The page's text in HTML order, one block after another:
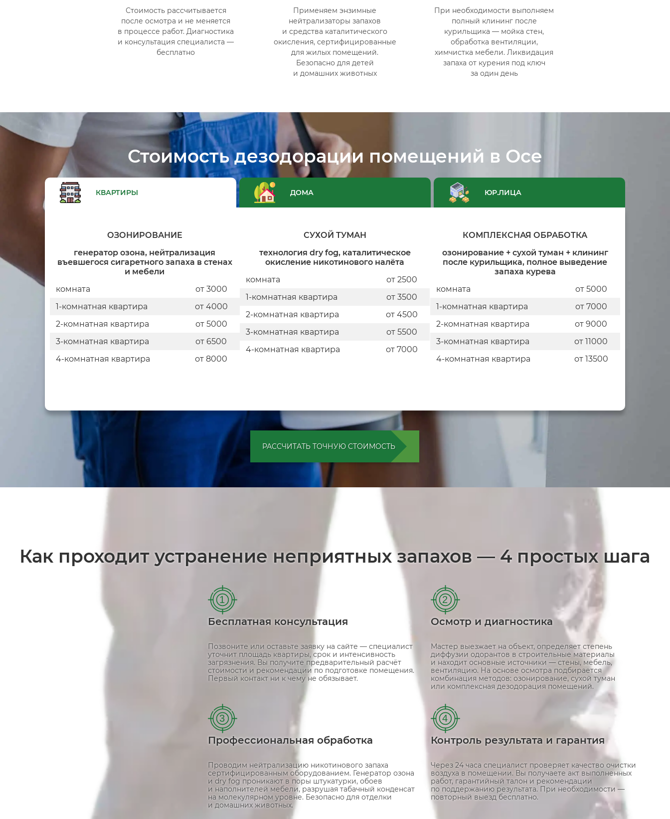
Стоимость рассчитывается
после осмотра и не меняется
в процессе работ. Диагностика
и консультация специалиста —
бесплатно
Применяем энзимные
нейтрализаторы запахов
и средства каталитического
окисления, сертифицированные
для жилых помещений.
Безопасно для детей
и домашних животных
При необходимости выполняем
полный клининг после
курильщика — мойка стен,
обработка вентиляции,
химчистка мебели. Ликвидация
запаха от курения под ключ
за один день
Стоимость дезодорации помещений в Осе
КВАРТИРЫ ДОМА ЮР.ЛИЦА
ОЗОНИРОВАНИЕ
генератор озона, нейтрализация
въевшегося сигаретного запаха в стенах
и мебели
комната
от 3000
1-комнатная квартира
от 4000
2-комнатная квартира
от 5000
3-комнатная квартира
от 6500
4-комнатная квартира
от 8000
СУХОЙ ТУМАН
технология dry fog, каталитическое
окисление никотинового налёта
комната
от 2500
1-комнатная квартира
от 3500
2-комнатная квартира
от 4500
3-комнатная квартира
от 5500
4-комнатная квартира
от 7000
КОМПЛЕКСНАЯ ОБРАБОТКА
озонирование + сухой туман + клининг
после курильщика, полное выведение
запаха курева
комната
от 5000
1-комнатная квартира
от 7000
2-комнатная квартира
от 9000
3-комнатная квартира
от 11000
4-комнатная квартира
от 13500
РАССЧИТАТЬ ТОЧНУЮ СТОИМОСТЬ
Как проходит устранение неприятных запахов — 4 простых шага
1
Бесплатная консультация
Позвоните или оставьте заявку на сайте — специалист
уточнит площадь квартиры, срок и интенсивность
загрязнения. Вы получите предварительный расчёт
стоимости и рекомендации по подготовке помещения.
Первый контакт ни к чему не обязывает.
2
Осмотр и диагностика
Мастер выезжает на объект, определяет степень
диффузии одорантов в строительные материалы
и находит основные источники — стены, мебель,
вентиляцию. На основе осмотра подбирается
комбинация методов: озонирование, сухой туман
или комплексная дезодорация помещений.
3
Профессиональная обработка
Проводим нейтрализацию никотинового запаха
сертифицированным оборудованием. Генератор озона
и dry fog проникают в поры штукатурки, обоев
и наполнителей мебели, разрушая табачный конденсат
на молекулярном уровне. Безопасно для отделки
и домашних животных.
4
Контроль результата и гарантия
Через 24 часа специалист проверяет качество очистки
воздуха в помещении. Вы получаете акт выполненных
работ, гарантийный талон и рекомендации
по поддержанию результата. При необходимости —
повторный выезд бесплатно.